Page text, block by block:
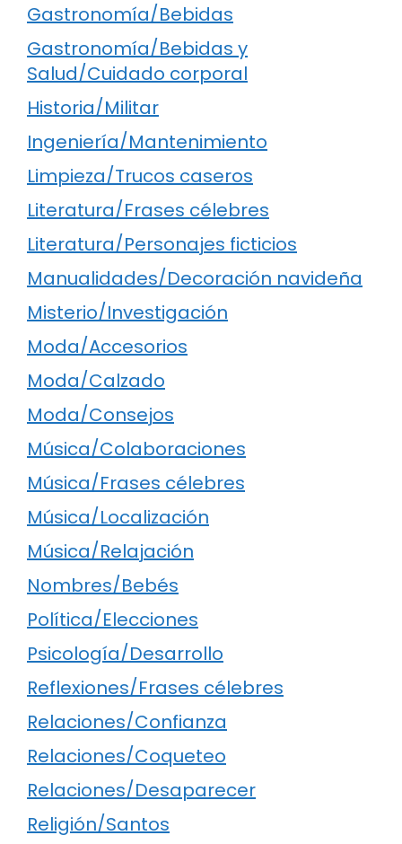
Gastronomía/Bebidas
Gastronomía/Bebidas y
Salud/Cuidado corporal
Historia/Militar
Ingeniería/Mantenimiento
Limpieza/Trucos caseros
Literatura/Frases célebres
Literatura/Personajes ficticios
Manualidades/Decoración navideña
Misterio/Investigación
Moda/Accesorios
Moda/Calzado
Moda/Consejos
Música/Colaboraciones
Música/Frases célebres
Música/Localización
Música/Relajación
Nombres/Bebés
Política/Elecciones
Psicología/Desarrollo
Reflexiones/Frases célebres
Relaciones/Confianza
Relaciones/Coqueteo
Relaciones/Desaparecer
Religión/Santos